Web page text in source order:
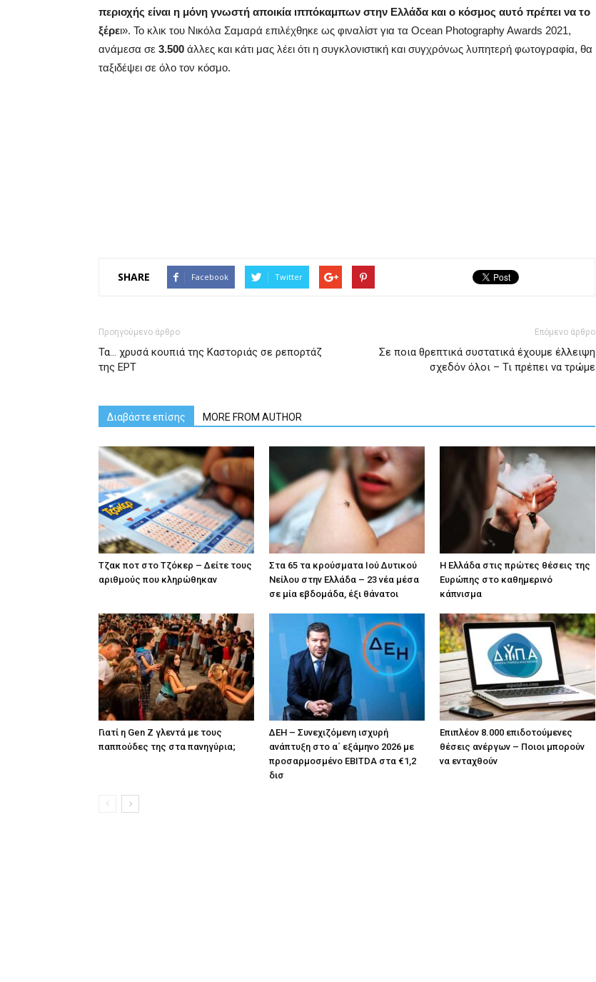
περιοχής είναι η μόνη γνωστή αποικία ιππόκαμπων στην Ελλάδα και ο κόσμος αυτό πρέπει να το
ξέρει». Το κλικ του Νικόλα Σαμαρά επιλέχθηκε ως φιναλίστ για τα Ocean Photography Awards 2021,
ανάμεσα σε 3.500 άλλες και κάτι μας λέει ότι η συγκλονιστική και συγχρόνως λυπητερή φωτογραφία, θα
ταξιδέψει σε όλο τον κόσμο.
SHARE Facebook Twitter
Προηγούμενο άρθρο
Τα… χρυσά κουπιά της Καστοριάς σε ρεπορτάζ
της ΕΡΤ
Επόμενο άρθρο
Σε ποια θρεπτικά συστατικά έχουμε έλλειψη
σχεδόν όλοι – Τι πρέπει να τρώμε
Διαβάστε επίσης MORE FROM AUTHOR
Tζακ ποτ στο Τζόκερ – Δείτε τους
αριθμούς που κληρώθηκαν
Στα 65 τα κρούσματα Ιού Δυτικού
Νείλου στην Ελλάδα – 23 νέα μέσα
σε μία εβδομάδα, έξι θάνατοι
Η Ελλάδα στις πρώτες θέσεις της
Ευρώπης στο καθημερινό
κάπνισμα
Γιατί η Gen Z γλεντά με τους
παππούδες της στα πανηγύρια;
ΔΕΗ – Συνεχιζόμενη ισχυρή
ανάπτυξη στο α΄ εξάμηνο 2026 με
προσαρμοσμένο EBITDA στα €1,2
δισ
Επιπλέον 8.000 επιδοτούμενες
θέσεις ανέργων – Ποιοι μπορούν
να ενταχθούν